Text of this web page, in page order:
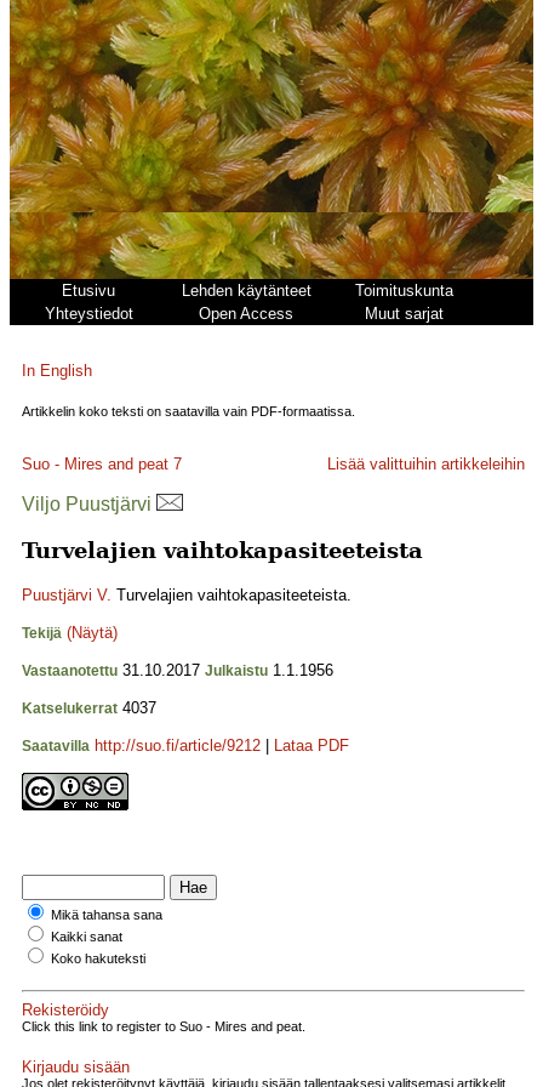
Etusivu Lehden käytänteet
Toimituskunta
Yhteystiedot
Open Access Muut sarjat
In English
Artikkelin koko teksti on saatavilla vain PDF-formaatissa.
Suo - Mires and peat 7 Lisää valittuihin artikkeleihin
Viljo Puustjärvi
Turvelajien vaihtokapasiteeteista
Puustjärvi V. Turvelajien vaihtokapasiteeteista.
Tekijä (Näytä)
Vastaanotettu 31.10.2017 Julkaistu 1.1.1956
Katselukerrat 4037
Saatavilla http://suo.fi/article/9212 Lataa PDF
Mikä tahansa sana
Kaikki sanat
Koko hakuteksti
Rekisteröidy
Click this link to register to Suo - Mires and peat.
Kirjaudu sisään
Jos olet rekisteröitynyt käyttäjä, kirjaudu sisään tallentaaksesi valitsemasi artikkelit